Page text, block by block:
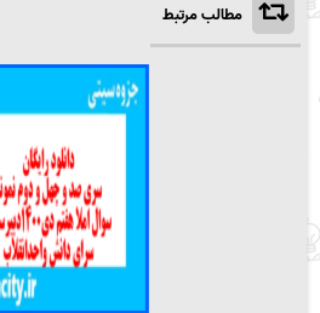
مطالب مرتبط